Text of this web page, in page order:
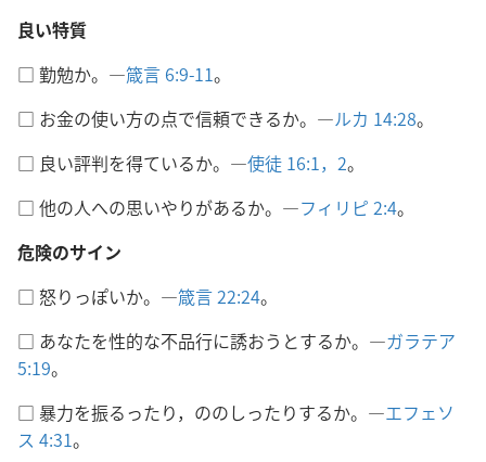
良い特質
□ 勤勉か。―箴言 6:9-11。
□ お金の使い方の点で信頼できるか。―ルカ 14:28。
□ 良い評判を得ているか。―使徒 16:1，2。
□ 他の人への思いやりがあるか。―フィリピ 2:4。
危険のサイン
□ 怒りっぽいか。―箴言 22:24。
□ あなたを性的な不品行に誘おうとするか。―ガラテア
5:19。
□ 暴力を振るったり，ののしったりするか。―エフェソ
ス 4:31。